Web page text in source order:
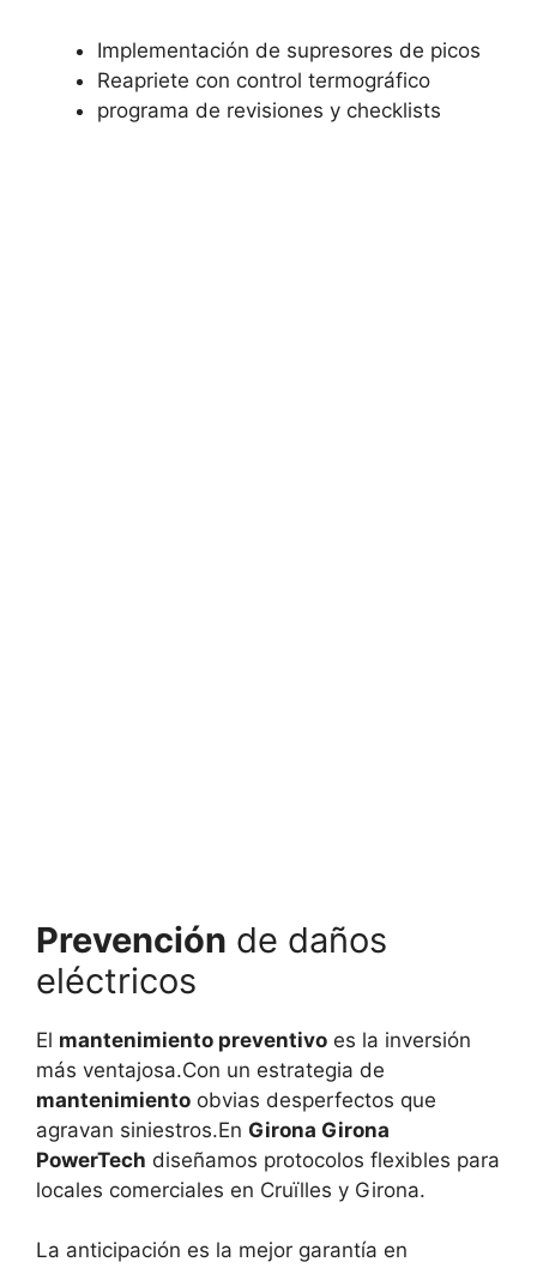
Implementación de supresores de picos
Reapriete con control termográfico
programa de revisiones y checklists
Prevención de daños
eléctricos
El mantenimiento preventivo es la inversión
más ventajosa.Con un estrategia de
mantenimiento obvias desperfectos que
agravan siniestros.En Girona Girona
PowerTech diseñamos protocolos flexibles para
locales comerciales en Cruïlles y Girona.
La anticipación es la mejor garantía en